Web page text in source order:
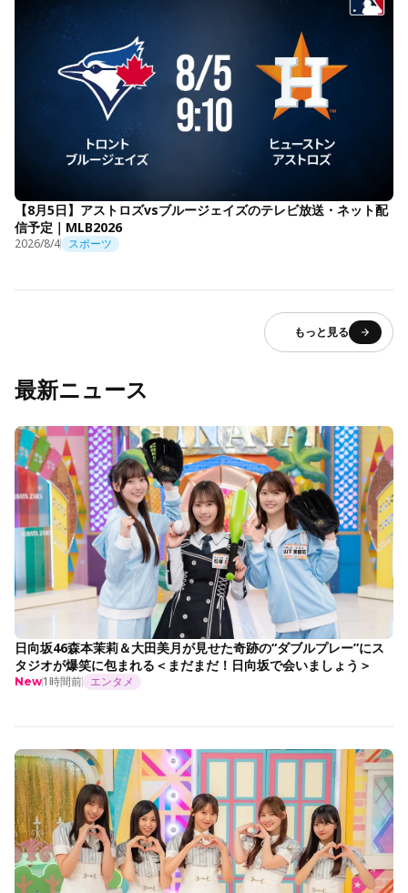
【8月5日】アストロズvsブルージェイズのテレビ放送・ネット配
信予定｜MLB2026
2026/8/4 スポーツ
もっと見る
最新ニュース
日向坂46森本茉莉＆大田美月が見せた奇跡の“ダブルプレー”にス
タジオが爆笑に包まれる＜まだまだ！日向坂で会いましょう＞
New1時間前 エンタメ